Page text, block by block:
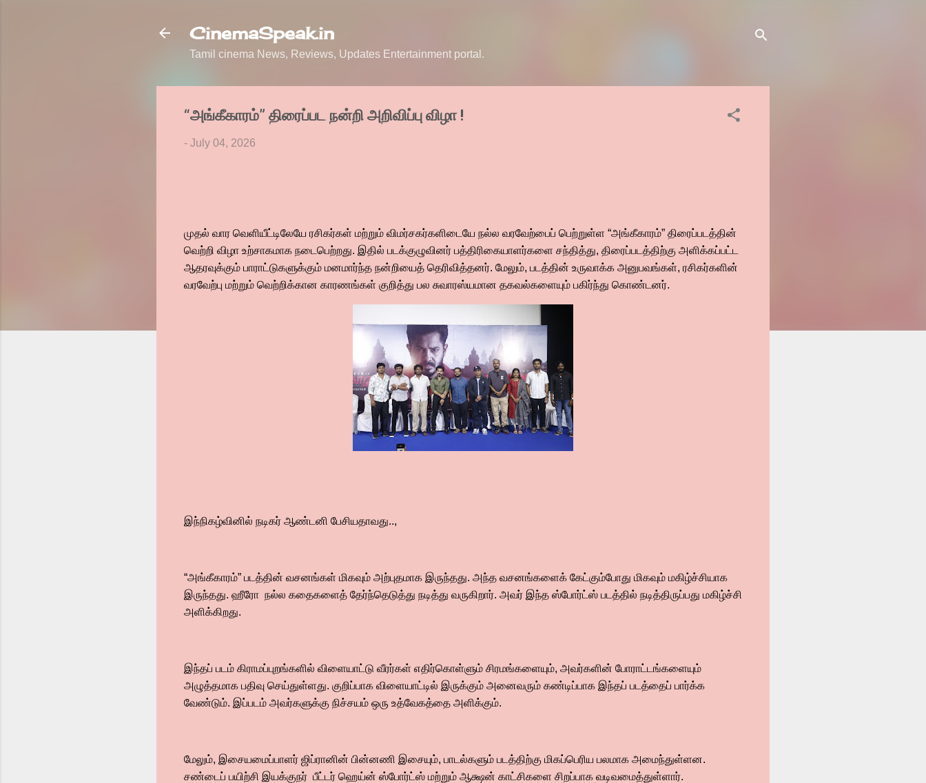
CinemaSpeak.in
Tamil cinema News, Reviews, Updates Entertainment portal.
“அங்கீகாரம்” திரைப்பட நன்றி அறிவிப்பு விழா !
- July 04, 2026
முதல் வார வெளியீட்டிலேயே ரசிகர்கள் மற்றும் விமர்சகர்களிடையே நல்ல வரவேற்பைப் பெற்றுள்ள “அங்கீகாரம்” திரைப்படத்தின்
வெற்றி விழா உற்சாகமாக நடைபெற்றது. இதில் படக்குழுவினர் பத்திரிகையாளர்களை சந்தித்து, திரைப்படத்திற்கு அளிக்கப்பட்ட
ஆதரவுக்கும் பாராட்டுகளுக்கும் மனமார்ந்த நன்றியைத் தெரிவித்தனர். மேலும், படத்தின் உருவாக்க அனுபவங்கள், ரசிகர்களின்
வரவேற்பு மற்றும் வெற்றிக்கான காரணங்கள் குறித்து பல சுவாரஸ்யமான தகவல்களையும் பகிர்ந்து கொண்டனர்.
இந்நிகழ்வினில் நடிகர் ஆண்டனி பேசியதாவது..,
“அங்கீகாரம்” படத்தின் வசனங்கள் மிகவும் அற்புதமாக இருந்தது. அந்த வசனங்களைக் கேட்கும்போது மிகவும் மகிழ்ச்சியாக
இருந்தது. ஹீரோ நல்ல கதைகளைத் தேர்ந்தெடுத்து நடித்து வருகிறார். அவர் இந்த ஸ்போர்ட்ஸ் படத்தில் நடித்திருப்பது மகிழ்ச்சி
அளிக்கிறது.
இந்தப் படம் கிராமப்புறங்களில் விளையாட்டு வீரர்கள் எதிர்கொள்ளும் சிரமங்களையும், அவர்களின் போராட்டங்களையும்
அழுத்தமாக பதிவு செய்துள்ளது. குறிப்பாக விளையாட்டில் இருக்கும் அனைவரும் கண்டிப்பாக இந்தப் படத்தைப் பார்க்க
வேண்டும். இப்படம் அவர்களுக்கு நிச்சயம் ஒரு உத்வேகத்தை அளிக்கும்.
மேலும், இசையமைப்பாளர் ஜிப்ரானின் பின்னணி இசையும், பாடல்களும் படத்திற்கு மிகப்பெரிய பலமாக அமைந்துள்ளன.
சண்டைப் பயிற்சி இயக்குநர் பீட்டர் ஹெய்ன் ஸ்போர்ட்ஸ் மற்றும் ஆக்ஷன் காட்சிகளை சிறப்பாக வடிவமைத்துள்ளார்.